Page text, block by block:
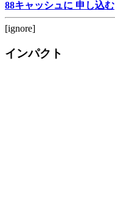
88キャッシュに 申し込む
[ignore]
インパクト